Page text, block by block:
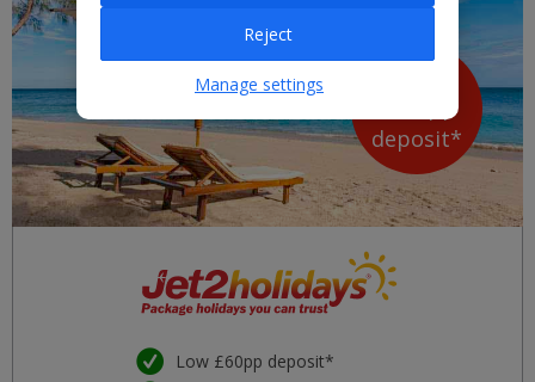
Low
pp
deposit*
Low £60pp deposit*
Manage settings
Reject